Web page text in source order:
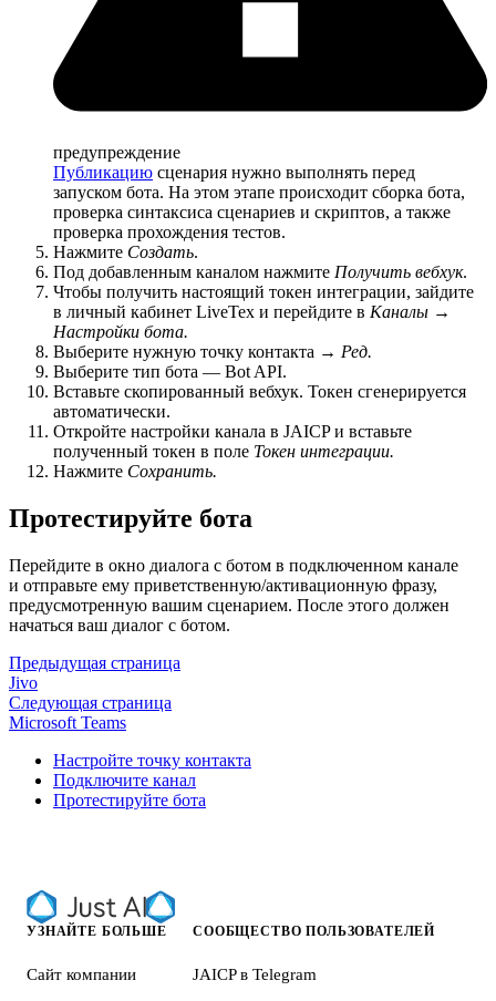
предупреждение
Публикацию сценария нужно выполнять перед
запуском бота. На этом этапе происходит сборка бота,
проверка синтаксиса сценариев и скриптов, а также
проверка прохождения тестов.
Нажмите Создать.
Под добавленным каналом нажмите Получить вебхук.
Чтобы получить настоящий токен интеграции, зайдите
в личный кабинет LiveTex и перейдите в Каналы →
Настройки бота.
Выберите нужную точку контакта → Ред.
Выберите тип бота — Bot API.
Вставьте скопированный вебхук. Токен сгенерируется
автоматически.
Откройте настройки канала в JAICP и вставьте
полученный токен в поле Токен интеграции.
Нажмите Сохранить.
Протестируйте бота
Перейдите в окно диалога с ботом в подключенном канале
и отправьте ему приветственную/активационную фразу,
предусмотренную вашим сценарием. После этого должен
начаться ваш диалог с ботом.
Предыдущая страница
Jivo
Следующая страница
Microsoft Teams
Настройте точку контакта
Подключите канал
Протестируйте бота
УЗНАЙТЕ БОЛЬШЕ
Сайт компании
СООБЩЕСТВО ПОЛЬЗОВАТЕЛЕЙ
JAICP в Telegram